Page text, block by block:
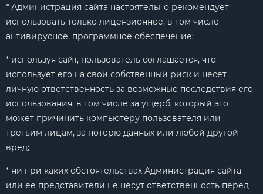
* Администрация сайта настоятельно рекомендует
использовать только лицензионное, в том числе
антивирусное, программное обеспечение;
* используя сайт, пользователь соглашается, что
использует его на свой собственный риск и несет
личную ответственность за возможные последствия его
использования, в том числе за ущерб, который это
может причинить компьютеру пользователя или
третьим лицам, за потерю данных или любой другой
вред;
* ни при каких обстоятельствах Администрация сайта
или ее представители не несут ответственность перед